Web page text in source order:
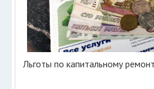
Льготы по капитальному